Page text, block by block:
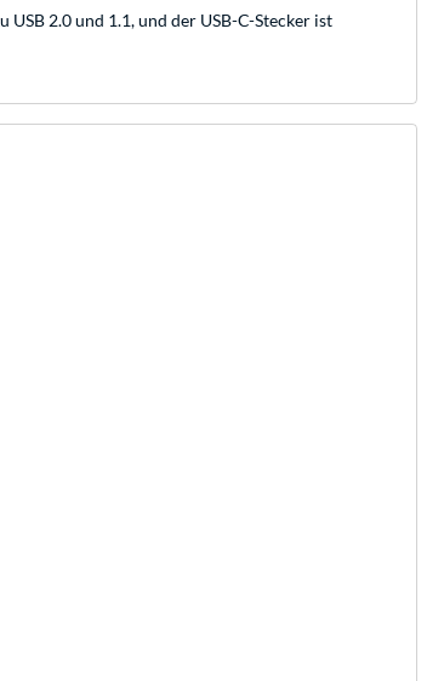
2.0 und 1.1, und der USB-C-Stecker ist